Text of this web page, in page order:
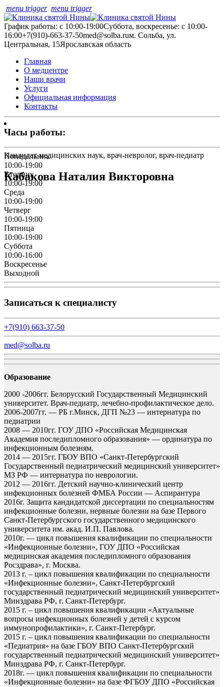
menu trigger menu trigger
График работы: с 10:00-19:00Суббота, воскресенье: с 10:00-
16:00+7(910)-663-37-50med@solba.ruм. Сольба, ул.
Центральная, 15Ярославская область
Главная
О медцентре
Наши врачи
Услуги
Официальная информация
Контакты
Кандидат медицинских наук, врач-невролог, врач-педиатр
Кабакова Наталия Викторовна
Часы работы:
Понедельник
10:00-19:00
Вторник
10:00-19:00
Среда
10:00-19:00
Четверг
10:00-19:00
Пятница
10:00-19:00
Суббота
10:00-16:00
Воскресенье
Выходной
Записаться к специалисту
+7(910) 663-37-50
med@solba.ru
Образование
2000 -2006гг. Белорусский Государственный Медицинский
университет. Врач-педиатр, лечебно-профилактическое дело.
2006-2007гг. — РБ г.Минск, ДГП №23 — интернатура по
педиатрии
2008 — 2010гг. ГОУ ДПО «Российская Медицинская
Академия последипломного образования» — ординатура по
инфекционным болезням.
2014 — 2015гг. ГБОУ ВПО «Санкт-Петербургский
Государственный педиатрический медицинский университет»
МЗ РФ — интернатура по неврологии.
2012 — 2016гг. Детский научно-клинический центр
инфекционных болезней ФМБА России — Аспирантура
2016г. Защита кандидатской диссертации по специальностям
инфекционные болезни, нервные болезни на базе Первого
Санкт-Петербургского государственного медицинского
университета им. акад. И.П. Павлова.
2010г. — цикл повышения квалификации по специальности
«Инфекционные болезни», ГОУ ДПО «Российская
медицинская академия последипломного образования
Росздрава», г. Москва.
2013 г. – цикл повышения квалификации по специальности
«Инфекционные болезни», Санкт-Петербургский
государственный педиатрический медицинский университет»
Минздрава РФ, г. Санкт-Петербург.
2015 г. – цикл повышения квалификации «Актуальные
вопросы инфекционных болезней у детей с курсом
иммунопрофилактики», г. Санкт-Петербург.
2015 г. – цикл повышения квалификации по специальности
«Педиатрия» на базе ГБОУ ВПО Санкт-Петербургский
государственный педиатрический медицинский университет»
Минздрава РФ, г. Санкт-Петербург.
2018г. — цикл повышения квалификации по специальности
«Инфекционные болезни» на базе ФГБОУ ДПО «Российская